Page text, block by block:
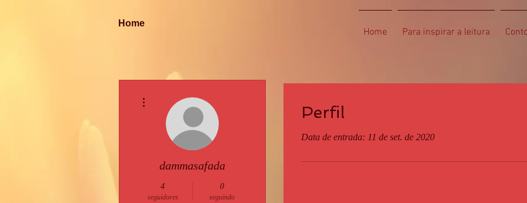
Home
Home Para inspirar a leitura
Perfil
Data de entrada: 11 de set. de 2020
dammasafada
4
seguidores
0
seguindo